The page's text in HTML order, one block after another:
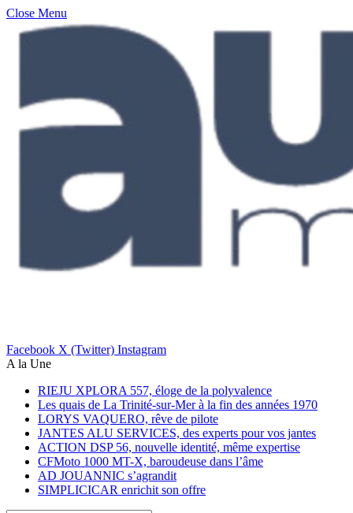
Close Menu
Facebook X (Twitter) Instagram
A la Une
RIEJU XPLORA 557, éloge de la polyvalence
Les quais de La Trinité-sur-Mer à la fin des années 1970
LORYS VAQUERO, rêve de pilote
JANTES ALU SERVICES, des experts pour vos jantes
ACTION DSP 56, nouvelle identité, même expertise
CFMoto 1000 MT-X, baroudeuse dans l’âme
AD JOUANNIC s’agrandit
SIMPLICICAR enrichit son offre